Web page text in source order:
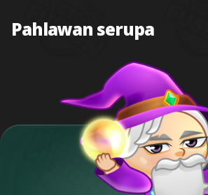
Pahlawan serupa